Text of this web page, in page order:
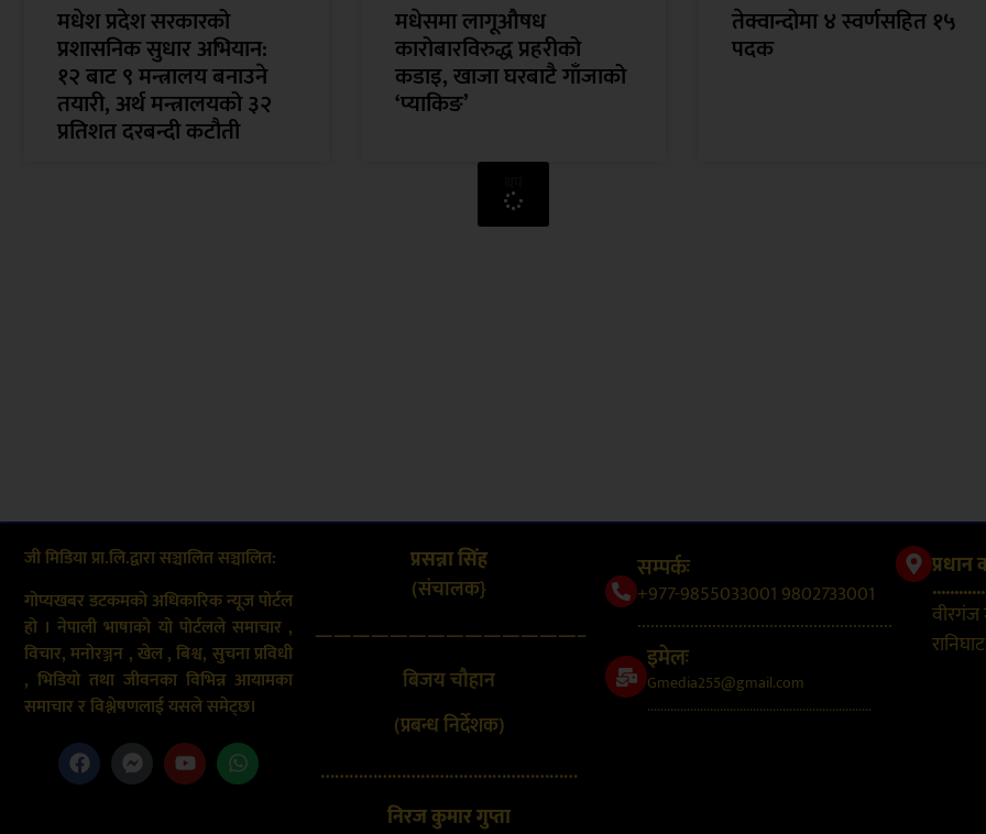
मधेश प्रदेश सरकारको
प्रशासनिक सुधार अभियान:
१२ बाट ९ मन्त्रालय बनाउने
तयारी, अर्थ मन्त्रालयको ३२
प्रतिशत दरबन्दी कटौती
मधेसमा लागूऔषध
कारोबारविरुद्ध प्रहरीको
कडाइ, खाजा घरबाटै गाँजाको
‘प्याकिङ’
तेक्वान्दोमा ४ स्वर्णसहित १५
पदक
जी मिडिया प्रा.लि.द्वारा सञ्चालित सञ्चालित:
गोप्यखबर डटकमको अधिकारिक न्यूज पोर्टल
हो । नेपाली भाषाको यो पोर्टलले समाचार ,
विचार, मनोरञ्जन , खेल , बिश्व, सुचना प्रविधी
, भिडियो तथा जीवनका विभिन्न आयामका
समाचार र विश्लेषणलाई यसले समेट्छ।
प्रसन्ना सिंह
(संचालक}
——————————————–
बिजय चौहान
(प्रबन्ध निर्देशक)
………………………………………………
निरज कुमार गुप्ता
सम्पर्कः
+977-9855033001 9802733001
..........................................................
इमेलः
Gmedia255@gmail.com
....................................................................
प्रधान
वीरगंज